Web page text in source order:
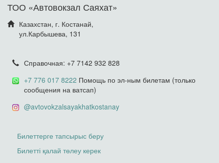
ТОО «Автовокзал Саяхат»
Казахстан, г. Костанай,
ул.Карбышева, 131
Справочная: +7 7142 932 828
+7 776 017 8222 Помощь по эл-ным билетам (только
сообщения на ватсап)
@avtovokzalsayakhatkostanay
Билеттерге тапсырыс беру
Билетті қалай төлеу керек